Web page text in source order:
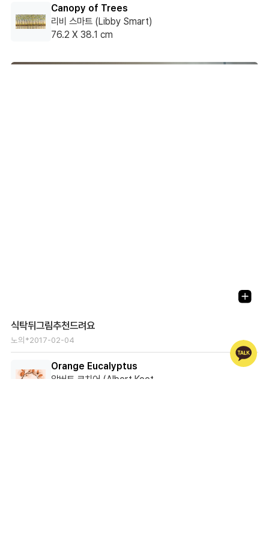
Canopy of Trees
리비 스마트 (Libby Smart)
76.2 X 38.1 cm
식탁뒤그림추천드려요
노의*2017-02-04
Orange Eucalyptus